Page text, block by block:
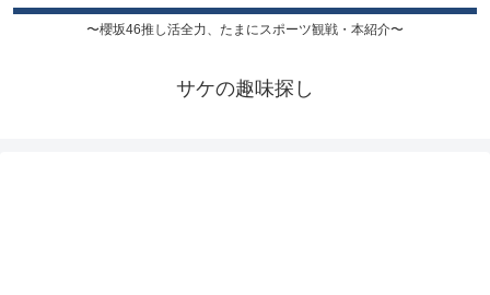
〜櫻坂46推し活全力、たまにスポーツ観戦・本紹介〜
サケの趣味探し